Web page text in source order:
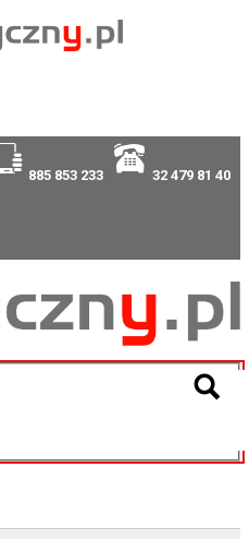
885 853 233 32 479 81 40